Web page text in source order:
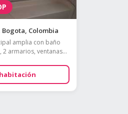
Bogota, Colombia
amplia con baño
armarios, ventanas...